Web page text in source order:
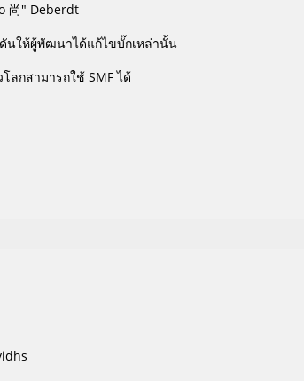
尚" Deberdt
นให้ผู้พัฒนาได้แก้ไขบั๊กเหล่านั้น
กสามารถใช้ SMF ได้